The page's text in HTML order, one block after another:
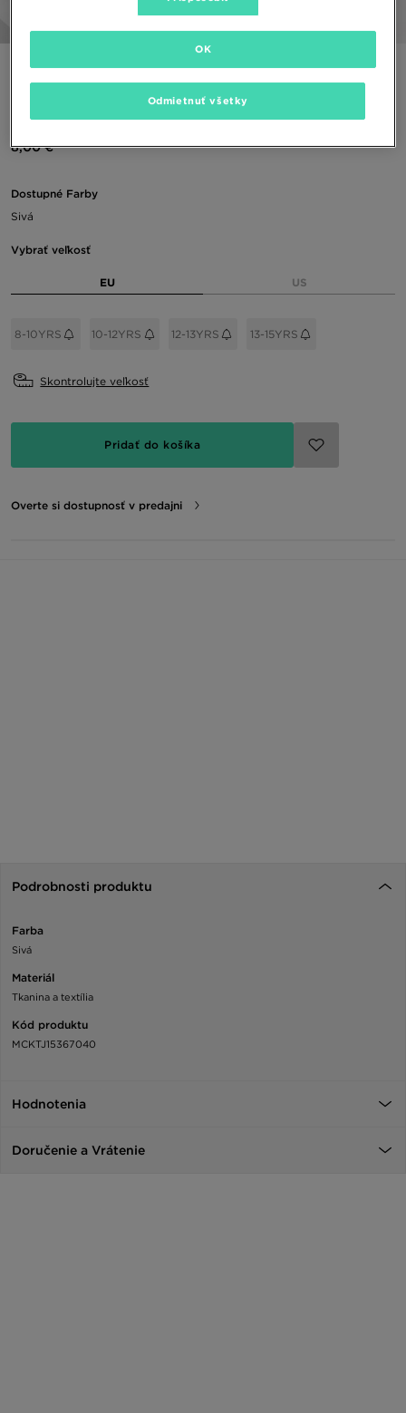
ONLY AT JD
MCKENZIE ESSENTIAL JOGGERS JUNIOR
8,00 €
Dostupné Farby
Sivá
Vybrať veľkosť
EU US
8-10YRS 10-12YRS 12-13YRS 13-15YRS
Skontrolujte veľkosť
Pridať do košíka
Overte si dostupnosť v predajni
Podrobnosti produktu
Farba
Sivá
Materiál
Tkanina a textília
Kód produktu
MCKTJ15367040
Hodnotenia
Doručenie a Vrátenie
Odmietnuť všetky
OK